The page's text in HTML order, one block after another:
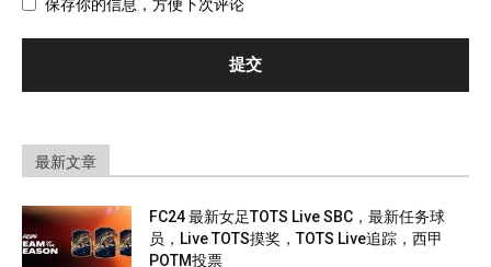
最新文章
FC24 最新女足TOTS Live SBC，最新任务球
员，Live TOTS摸奖，TOTS Live追踪，西甲
POTM投票